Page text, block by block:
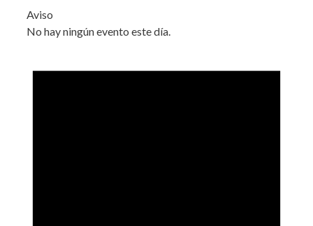
Aviso
No hay ningún evento este día.